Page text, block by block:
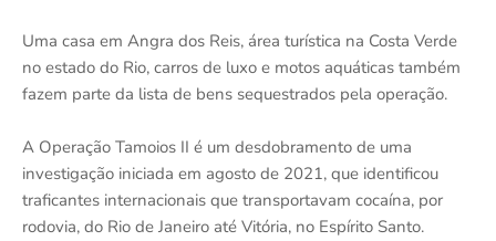
Uma casa em Angra dos Reis, área turística na Costa Verde
no estado do Rio, carros de luxo e motos aquáticas também
fazem parte da lista de bens sequestrados pela operação.
A Operação Tamoios II é um desdobramento de uma
investigação iniciada em agosto de 2021, que identificou
traficantes internacionais que transportavam cocaína, por
rodovia, do Rio de Janeiro até Vitória, no Espírito Santo.